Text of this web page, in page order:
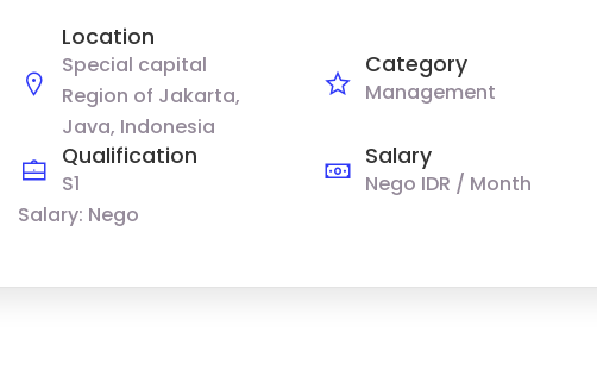
Location
Special capital
Region of Jakarta,
Java, Indonesia
Category
Management
Qualification
S1
Salary
Nego IDR / Month
Salary: Nego